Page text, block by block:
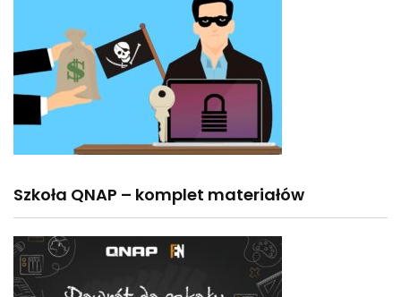
Szkoła QNAP – komplet materiałów